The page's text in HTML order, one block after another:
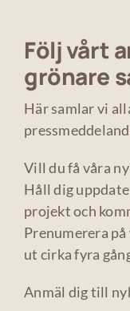
Följ vårt
grönare
Här samlar vi
Vill du få våra
Håll dig
projekt och
Prenumerera
ut cirka fyra
Anmäl dig till